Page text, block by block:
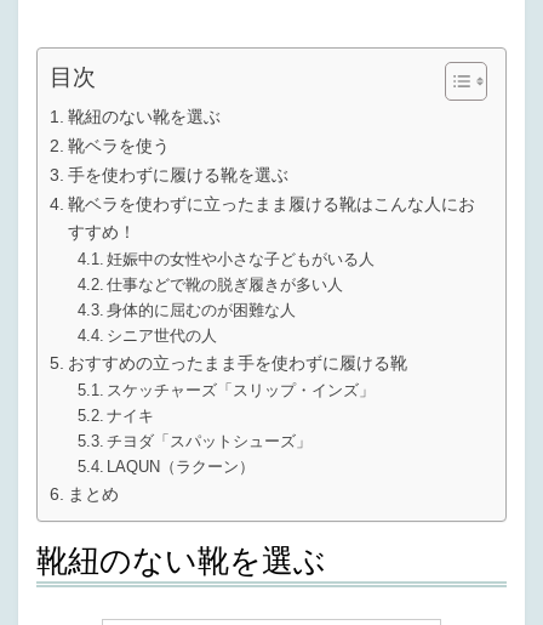
目次
靴紐のない靴を選ぶ
靴ベラを使う
手を使わずに履ける靴を選ぶ
靴ベラを使わずに立ったまま履ける靴はこんな人にお
すすめ！
妊娠中の女性や小さな子どもがいる人
仕事などで靴の脱ぎ履きが多い人
身体的に屈むのが困難な人
シニア世代の人
おすすめの立ったまま手を使わずに履ける靴
スケッチャーズ「スリップ・インズ」
ナイキ
チヨダ「スパットシューズ」
LAQUN（ラクーン）
まとめ
靴紐のない靴を選ぶ